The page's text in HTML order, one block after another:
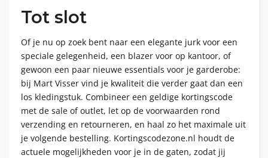
Tot slot
Of je nu op zoek bent naar een elegante jurk voor een
speciale gelegenheid, een blazer voor op kantoor, of
gewoon een paar nieuwe essentials voor je garderobe:
bij Mart Visser vind je kwaliteit die verder gaat dan een
los kledingstuk. Combineer een geldige kortingscode
met de sale of outlet, let op de voorwaarden rond
verzending en retourneren, en haal zo het maximale uit
je volgende bestelling. Kortingscodezone.nl houdt de
actuele mogelijkheden voor je in de gaten, zodat jij